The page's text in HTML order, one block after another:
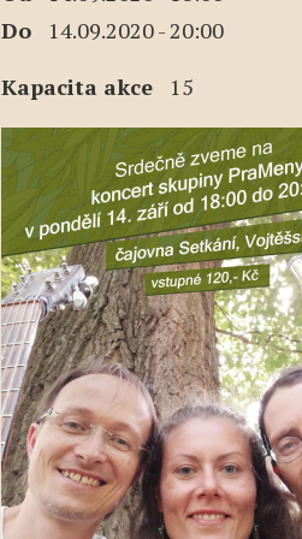
Do
14.09.2020 - 20:00
Kapacita akce
15